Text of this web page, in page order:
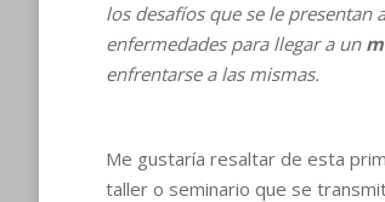
los desafíos que se le presentan
enfermedades para llegar a un
enfrentarse a las mismas.
Me gustaría resaltar de esta
taller o seminario que se